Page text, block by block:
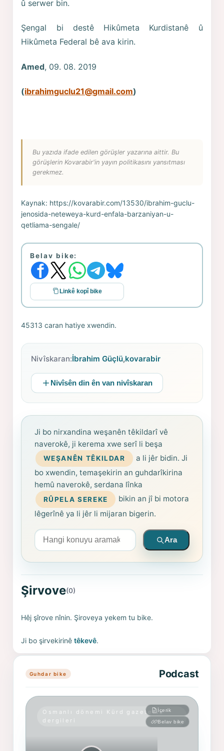
û serwer bin.
Şengal bi destê Hikûmeta Kurdistanê û
Hikûmeta Federal bê ava kirin.
Amed, 09. 08. 2019
(ibrahimguclu21@gmail.com)
Bu yazıda ifade edilen görüşler yazarına aittir. Bu
görüşlerin Kovarabir'in yayın politikasını yansıtması
gerekmez.
Kaynak: https://kovarabir.com/13530/ibrahim-guclu-
jenosida-neteweya-kurd-enfala-barzaniyan-u-
qetliama-sengale/
Belav bike:
Linkê kopî bike
45313 caran hatiye xwendin.
Nivîskaran:İbrahim Güçlü,kovarabir
Nivîsên din ên van nivîskaran
Ji bo nirxandina weşanên têkildarî vê
naverokê, ji kerema xwe serî li beşa
WEŞANÊN TÊKILDAR
a li jêr bidin. Ji
bo xwendin, temaşekirin an guhdarîkirina
hemû naverokê, serdana lînka
RÛPELA SEREKE
bikin an jî bi motora
lêgerînê ya li jêr li mijaran bigerin.
Arama yapın
Ara
Şirvove(0)
Hêj şîrove nînin. Şiroveya yekem tu bike.
Ji bo şirvekirinêtêkevê.
Guhdar bike Podcast
Osmanlı dönemi Kürd gazete ve
dergileri
İçerik
Belav bike